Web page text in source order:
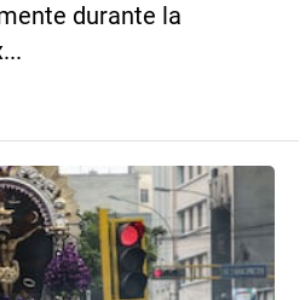
durante la